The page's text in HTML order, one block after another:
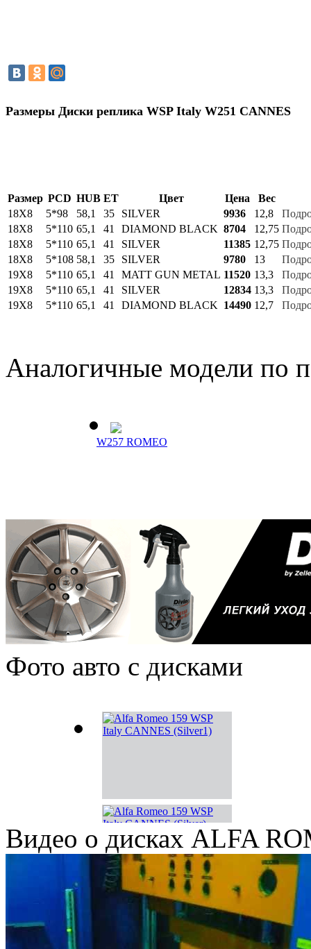
Размеры Диски реплика WSP Italy W251 CANNES
Размер PCD HUB ET Цвет Цена
Вес
18Х8
5*98 58,1 35 SILVER 9936 12,8
18Х8
5*110 65,1 41 DIAMOND BLACK 8704 12,75
18Х8
5*110 65,1 41 SILVER 11385 12,75
18Х8
5*108 58,1 35 SILVER 9780 13
19Х8
5*110 65,1 41 MATT GUN METAL 11520 13,3
19Х8
5*110 65,1 41 SILVER 12834 13,3
19Х8
5*110 65,1 41 DIAMOND BLACK 14490 12,7
Аналогичные модели по
W257 ROMEO
W256 GIULIETTA
Фото авто с дисками
Видео о дисках ALFA